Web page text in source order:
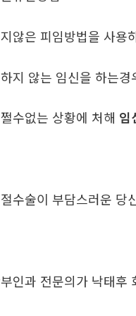
않은 피임방법을 사용
지 않는 임신을 하는
수없는 상황에 처해 임
수술이 부담스러운 당
인과 전문의가 낙태후